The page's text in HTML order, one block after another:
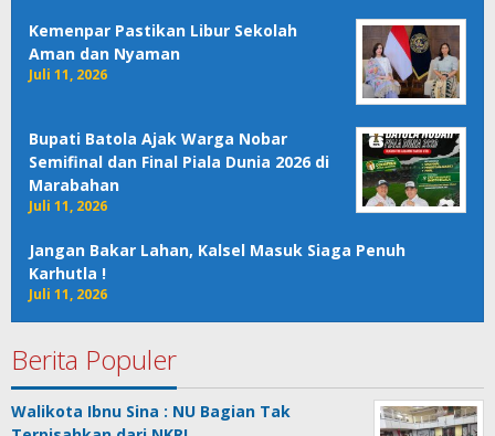
Kemenpar Pastikan Libur Sekolah
Aman dan Nyaman
Juli 11, 2026
Bupati Batola Ajak Warga Nobar
Semifinal dan Final Piala Dunia 2026 di
Marabahan
Juli 11, 2026
Jangan Bakar Lahan, Kalsel Masuk Siaga Penuh
Karhutla !
Juli 11, 2026
Berita Populer
Walikota Ibnu Sina : NU Bagian Tak